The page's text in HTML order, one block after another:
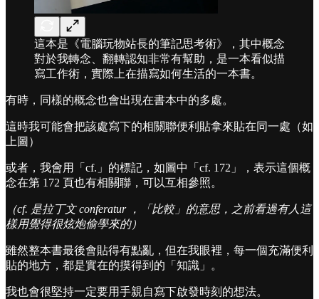
這本是《電腦玩物站長的筆記思考術》，其中概念
對於我轉念、翻轉認知非常有幫助，是一本看似描
寫工作術，實際上在描寫如何生活的一本書。
有時，同樣的概念也會出現在書本中的多處。
這時我可能會把該處寫下的相關聯便利貼拿來貼在同一處（如
上圖）
或者，我會用「cf.」的標記，如圖中「cf. 172」，表示這個概
念在第 172 頁也有相關聯，可以互相參照。
（cf. 是拉丁文 conferatur ，「比較」的意思，之前看過有人這
樣用覺得很炫炮偷學來的）
雖然整本書最後會貼得有點亂，但在我眼裡，每一個充滿便利
貼的地方，都是實在的摸得到的「知識」。
我也會很堅持一定要用手親自寫下啟發時刻的想法。